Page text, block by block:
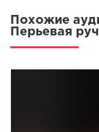
Похожие
Перьевая